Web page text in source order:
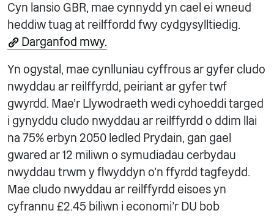
Cyn lansio GBR, mae cynnydd yn cael ei wneud
heddiw tuag at reilffordd fwy cydgysylltiedig.
Darganfod mwy.
Yn ogystal, mae cynlluniau cyffrous ar gyfer cludo
nwyddau ar reilffyrdd, peiriant ar gyfer twf
gwyrdd. Mae'r Llywodraeth wedi cyhoeddi targed
i gynyddu cludo nwyddau ar reilffyrdd o ddim llai
na 75% erbyn 2050 ledled Prydain, gan gael
gwared ar 12 miliwn o symudiadau cerbydau
nwyddau trwm y flwyddyn o'n ffyrdd tagfeydd.
Mae cludo nwyddau ar reilffyrdd eisoes yn
cyfrannu £2.45 biliwn i economi'r DU bob